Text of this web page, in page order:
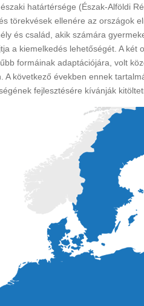
határtérsége (Észak-Alföldi
törekvések ellenére az országok
és család, akik számára
a kiemelkedés lehetőségét. A két
formáinak adaptációjára, volt
A következő években ennek
fejlesztésére kívánják